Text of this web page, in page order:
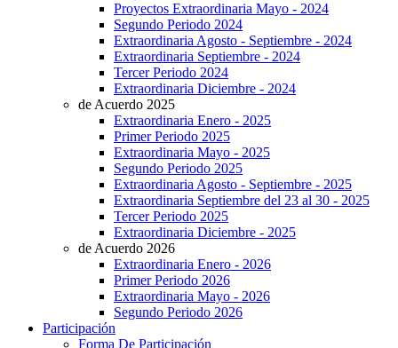
Proyectos Extraordinaria Mayo - 2024
Segundo Periodo 2024
Extraordinaria Agosto - Septiembre - 2024
Extraordinaria Septiembre - 2024
Tercer Periodo 2024
Extraordinaria Diciembre - 2024
de Acuerdo 2025
Extraordinaria Enero - 2025
Primer Periodo 2025
Extraordinaria Mayo - 2025
Segundo Periodo 2025
Extraordinaria Agosto - Septiembre - 2025
Extraordinaria Septiembre del 23 al 30 - 2025
Tercer Periodo 2025
Extraordinaria Diciembre - 2025
de Acuerdo 2026
Extraordinaria Enero - 2026
Primer Periodo 2026
Extraordinaria Mayo - 2026
Segundo Periodo 2026
Participación
Forma De Participación